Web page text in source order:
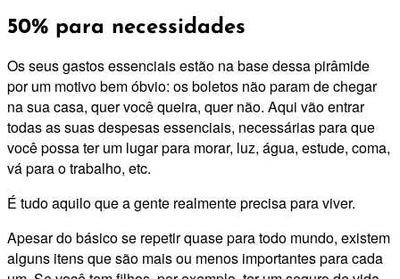
50% para necessidades
Os seus gastos essenciais estão na base dessa pirâmide
por um motivo bem óbvio: os boletos não param de chegar
na sua casa, quer você queira, quer não. Aqui vão entrar
todas as suas despesas essenciais, necessárias para que
você possa ter um lugar para morar, luz, água, estude, coma,
vá para o trabalho, etc.
É tudo aquilo que a gente realmente precisa para viver.
Apesar do básico se repetir quase para todo mundo, existem
alguns itens que são mais ou menos importantes para cada